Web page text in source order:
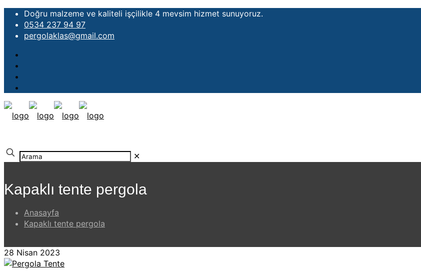
Doğru malzeme ve kaliteli işçilikle 4 mevsim hizmet sunuyoruz.
0534 237 94 97
pergolaklas@gmail.com
✕
Kapaklı tente pergola
Anasayfa
Kapaklı tente pergola
28 Nisan 2023